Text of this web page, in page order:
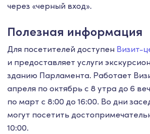
через «черный вход».
Полезная информация
Для посетителей доступен Визит-
и предоставляет услуги
зданию Парламента. Работает
апреля по октябрь с 8 утра до 6
по март с 8:00 до 16:00. Во дни
могут посетить
10:00.